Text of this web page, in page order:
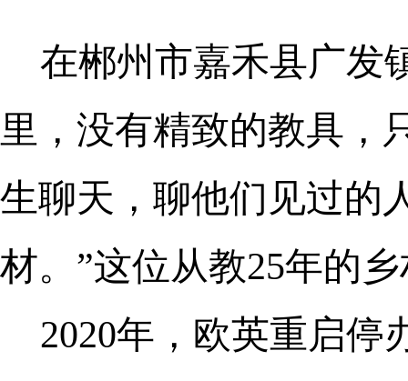
在郴州市嘉禾县广发
里，没有精致的教具，
生聊天，聊他们见过的
材。”这位从教25年的
2020年，欧英重启停